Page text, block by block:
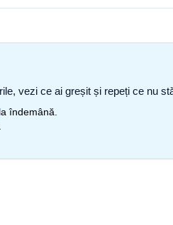
vezi ce ai greșit și repeți ce nu
la îndemână.